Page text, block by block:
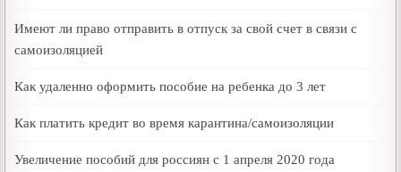
Имеют ли право отправить в отпуск за свой счет в связи с
самоизоляцией
Как удаленно оформить пособие на ребенка до 3 лет
Как платить кредит во время карантина/самоизоляции
Увеличение пособий для россиян с 1 апреля 2020 года